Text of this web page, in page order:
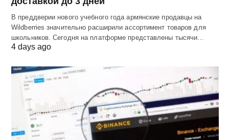
В преддверии нового учебного года армянские продавцы на
Wildberries значительно расширили ассортимент товаров для
школьников. Сегодня на платформе представлены тысячи…
4 days ago